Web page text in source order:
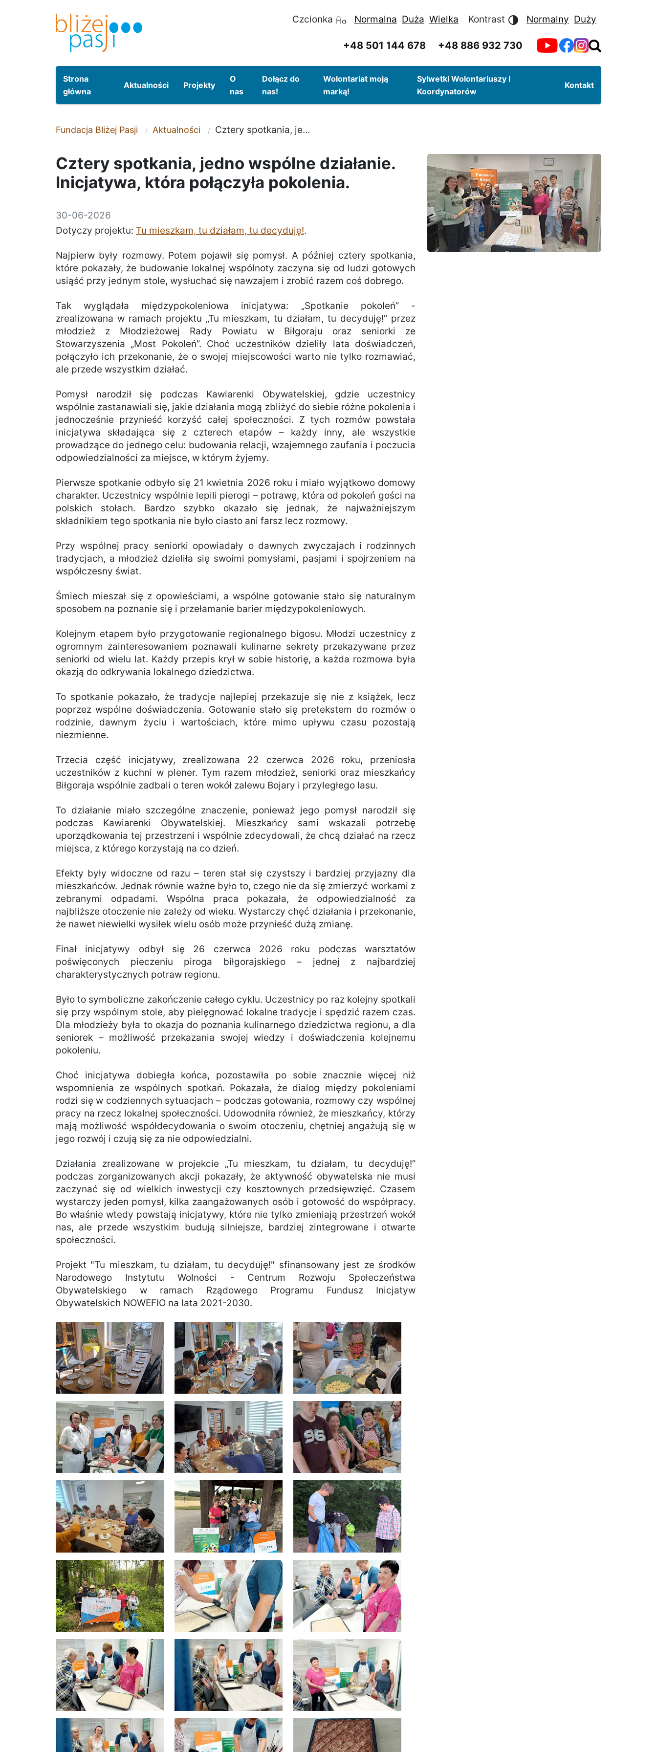
Czcionka Normalna Duża Wielka Kontrast Normalny Duży
+48 501 144 678 +48 886 932 730
Strona
główna
Aktualności Projekty
O
nas
Dołącz do
nas!
Wolontariat moją
marką!
Sylwetki Wolontariuszy i
Koordynatorów
Kontakt
Fundacja Bliżej Pasji Aktualności Cztery spotkania, jedno wspólne działanie. Inicjatywa, która połączyła pokolenia.
Cztery spotkania, jedno wspólne działanie.
Inicjatywa, która połączyła pokolenia.
30-06-2026
Dotyczy projektu: Tu mieszkam, tu działam, tu decyduję!.
Najpierw były rozmowy. Potem pojawił się pomysł. A później cztery spotkania,
które pokazały, że budowanie lokalnej wspólnoty zaczyna się od ludzi gotowych
usiąść przy jednym stole, wysłuchać się nawzajem i zrobić razem coś dobrego.
Tak wyglądała międzypokoleniowa inicjatywa: „Spotkanie pokoleń” -
zrealizowana w ramach projektu „Tu mieszkam, tu działam, tu decyduję!” przez
młodzież z Młodzieżowej Rady Powiatu w Biłgoraju oraz seniorki ze
Stowarzyszenia „Most Pokoleń”. Choć uczestników dzieliły lata doświadczeń,
połączyło ich przekonanie, że o swojej miejscowości warto nie tylko rozmawiać,
ale przede wszystkim działać.
Pomysł narodził się podczas Kawiarenki Obywatelskiej, gdzie uczestnicy
wspólnie zastanawiali się, jakie działania mogą zbliżyć do siebie różne pokolenia i
jednocześnie przynieść korzyść całej społeczności. Z tych rozmów powstała
inicjatywa składająca się z czterech etapów – każdy inny, ale wszystkie
prowadzące do jednego celu: budowania relacji, wzajemnego zaufania i poczucia
odpowiedzialności za miejsce, w którym żyjemy.
Pierwsze spotkanie odbyło się 21 kwietnia 2026 roku i miało wyjątkowo domowy
charakter. Uczestnicy wspólnie lepili pierogi – potrawę, która od pokoleń gości na
polskich stołach. Bardzo szybko okazało się jednak, że najważniejszym
składnikiem tego spotkania nie było ciasto ani farsz lecz rozmowy.
Przy wspólnej pracy seniorki opowiadały o dawnych zwyczajach i rodzinnych
tradycjach, a młodzież dzieliła się swoimi pomysłami, pasjami i spojrzeniem na
współczesny świat.
Śmiech mieszał się z opowieściami, a wspólne gotowanie stało się naturalnym
sposobem na poznanie się i przełamanie barier międzypokoleniowych.
Kolejnym etapem było przygotowanie regionalnego bigosu. Młodzi uczestnicy z
ogromnym zainteresowaniem poznawali kulinarne sekrety przekazywane przez
seniorki od wielu lat. Każdy przepis krył w sobie historię, a każda rozmowa była
okazją do odkrywania lokalnego dziedzictwa.
To spotkanie pokazało, że tradycje najlepiej przekazuje się nie z książek, lecz
poprzez wspólne doświadczenia. Gotowanie stało się pretekstem do rozmów o
rodzinie, dawnym życiu i wartościach, które mimo upływu czasu pozostają
niezmienne.
Trzecia część inicjatywy, zrealizowana 22 czerwca 2026 roku, przeniosła
uczestników z kuchni w plener. Tym razem młodzież, seniorki oraz mieszkańcy
Biłgoraja wspólnie zadbali o teren wokół zalewu Bojary i przyległego lasu.
To działanie miało szczególne znaczenie, ponieważ jego pomysł narodził się
podczas Kawiarenki Obywatelskiej. Mieszkańcy sami wskazali potrzebę
uporządkowania tej przestrzeni i wspólnie zdecydowali, że chcą działać na rzecz
miejsca, z którego korzystają na co dzień.
Efekty były widoczne od razu – teren stał się czystszy i bardziej przyjazny dla
mieszkańców. Jednak równie ważne było to, czego nie da się zmierzyć workami z
zebranymi odpadami. Wspólna praca pokazała, że odpowiedzialność za
najbliższe otoczenie nie zależy od wieku. Wystarczy chęć działania i przekonanie,
że nawet niewielki wysiłek wielu osób może przynieść dużą zmianę.
Finał inicjatywy odbył się 26 czerwca 2026 roku podczas warsztatów
poświęconych pieczeniu piroga biłgorajskiego – jednej z najbardziej
charakterystycznych potraw regionu.
Było to symboliczne zakończenie całego cyklu. Uczestnicy po raz kolejny spotkali
się przy wspólnym stole, aby pielęgnować lokalne tradycje i spędzić razem czas.
Dla młodzieży była to okazja do poznania kulinarnego dziedzictwa regionu, a dla
seniorek – możliwość przekazania swojej wiedzy i doświadczenia kolejnemu
pokoleniu.
Choć inicjatywa dobiegła końca, pozostawiła po sobie znacznie więcej niż
wspomnienia ze wspólnych spotkań. Pokazała, że dialog między pokoleniami
rodzi się w codziennych sytuacjach – podczas gotowania, rozmowy czy wspólnej
pracy na rzecz lokalnej społeczności. Udowodniła również, że mieszkańcy, którzy
mają możliwość współdecydowania o swoim otoczeniu, chętniej angażują się w
jego rozwój i czują się za nie odpowiedzialni.
Działania zrealizowane w projekcie „Tu mieszkam, tu działam, tu decyduję!”
podczas zorganizowanych akcji pokazały, że aktywność obywatelska nie musi
zaczynać się od wielkich inwestycji czy kosztownych przedsięwzięć. Czasem
wystarczy jeden pomysł, kilka zaangażowanych osób i gotowość do współpracy.
Bo właśnie wtedy powstają inicjatywy, które nie tylko zmieniają przestrzeń wokół
nas, ale przede wszystkim budują silniejsze, bardziej zintegrowane i otwarte
społeczności.
Projekt "Tu mieszkam, tu działam, tu decyduję!" sfinansowany jest ze środków
Narodowego Instytutu Wolności - Centrum Rozwoju Społeczeństwa
Obywatelskiego w ramach Rządowego Programu Fundusz Inicjatyw
Obywatelskich NOWEFIO na lata 2021-2030.